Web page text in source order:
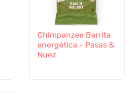
Chimpanzee Barrita
energética - Pasas &
Nuez